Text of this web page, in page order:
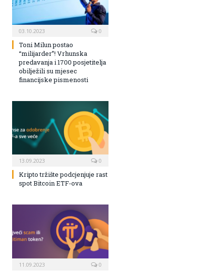
03.10.2023 0
Toni Milun postao
“milijarder”! Vrhunska
predavanja i 1700 posjetitelja
obilježili su mjesec
financijske pismenosti
13.09.2023 0
Kripto tržište podcjenjuje rast
spot Bitcoin ETF-ova
11.09.2023 0